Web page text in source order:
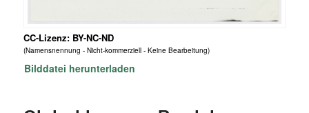
CC-Lizenz: BY-NC-ND
(Namensnennung - Nicht-kommerziell - Keine Bearbeitung)
Bilddatei herunterladen